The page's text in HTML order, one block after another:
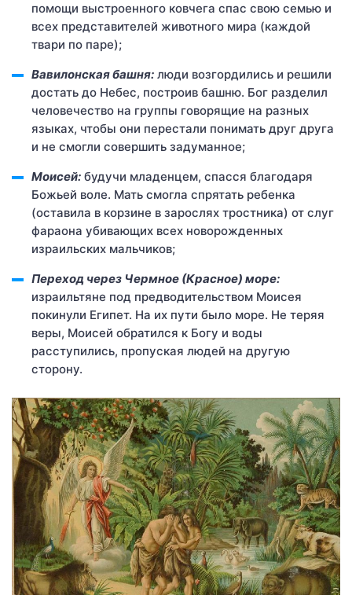
помощи выстроенного ковчега спас свою семью и
всех представителей животного мира (каждой
твари по паре);
Вавилонская башня: люди возгордились и решили
достать до Небес, построив башню. Бог разделил
человечество на группы говорящие на разных
языках, чтобы они перестали понимать друг друга
и не смогли совершить задуманное;
Моисей: будучи младенцем, спасся благодаря
Божьей воле. Мать смогла спрятать ребенка
(оставила в корзине в зарослях тростника) от слуг
фараона убивающих всех новорожденных
израильских мальчиков;
Переход через Чермное (Красное) море:
израильтяне под предводительством Моисея
покинули Египет. На их пути было море. Не теряя
веры, Моисей обратился к Богу и воды
расступились, пропуская людей на другую
сторону.